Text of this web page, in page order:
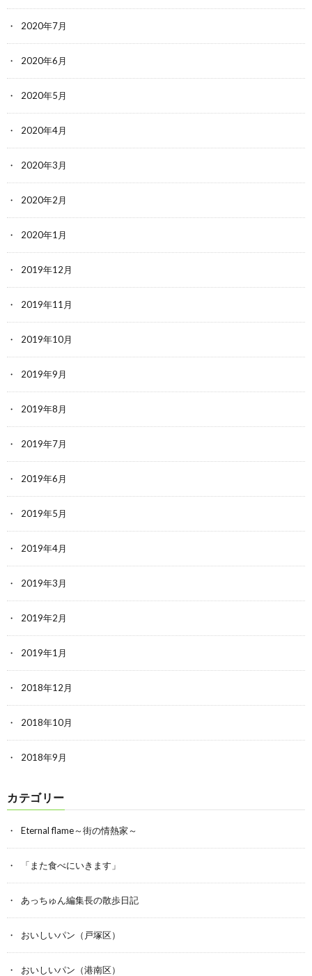
2020年7月
2020年6月
2020年5月
2020年4月
2020年3月
2020年2月
2020年1月
2019年12月
2019年11月
2019年10月
2019年9月
2019年8月
2019年7月
2019年6月
2019年5月
2019年4月
2019年3月
2019年2月
2019年1月
2018年12月
2018年10月
2018年9月
カテゴリー
Eternal flame～街の情熱家～
「また食べにいきます」
あっちゅん編集長の散歩日記
おいしいパン（戸塚区）
おいしいパン（港南区）